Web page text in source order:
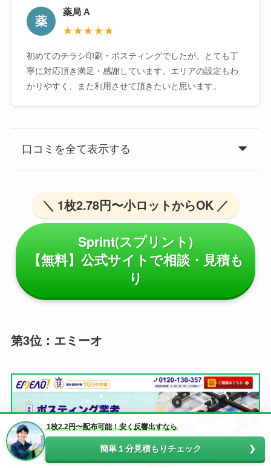
薬
薬局 A
★★★★★
初めてのチラシ印刷・ポスティングでしたが、とても丁
寧に対応頂き満足・感謝しています。エリアの設定もわ
かりやすく、また利用させて頂きたいと思います。
口コミを全て表示する
＼ 1枚2.78円〜小ロットからOK ／
Sprint(スプリント)
【無料】公式サイトで相談・見積も
り
第3位：エミーオ
1枚2.2円〜配布可能！安く反響出すなら
簡単１分見積もりチェック